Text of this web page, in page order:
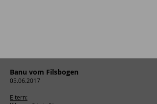
Banu vom Filsbogen
05.06.2017
Eltern: